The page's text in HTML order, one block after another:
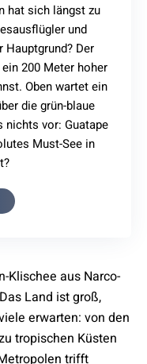
hat sich längst zu
und
Der
200 Meter hoher
Oben wartet ein
die grün-blaue
nichts vor: Guatape
Must-See in
Klischee aus Narco-
Land ist groß,
erwarten: von den
tropischen Küsten
trifft